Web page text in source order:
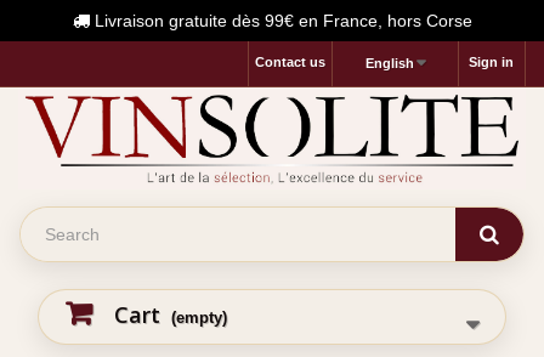
Livraison gratuite dès 99€ en France, hors Corse
Sign in
English
Contact us
Cart (empty)